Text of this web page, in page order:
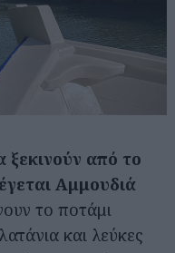
ξεκινούν από το
Αμμουδιά
το ποτάμι
και λεύκες